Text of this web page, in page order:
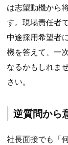
は志望動機から
す。現場責任者
中途採用希望者
機を答えて、一
なるかもしれま
さい。
逆質問から
社長面接でも「